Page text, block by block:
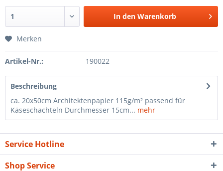
In den Warenkorb
Merken
Artikel-Nr.: 190022
Beschreibung
ca. 20x50cm Architektenpapier 115g/m² passend für
Käseschachteln Durchmesser 15cm... mehr
Service Hotline
Shop Service